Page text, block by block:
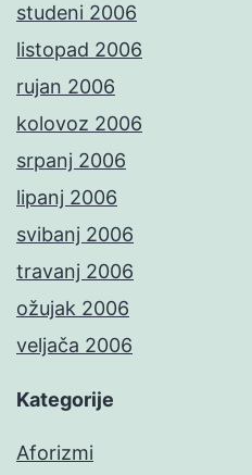
studeni 2006
listopad 2006
rujan 2006
kolovoz 2006
srpanj 2006
lipanj 2006
svibanj 2006
travanj 2006
ožujak 2006
veljača 2006
Kategorije
Aforizmi